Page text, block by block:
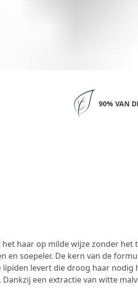
90% VAN
haar op milde wijze zonder het
en soepeler. De kern van de
levert die droog haar nodig
een extractie van witte